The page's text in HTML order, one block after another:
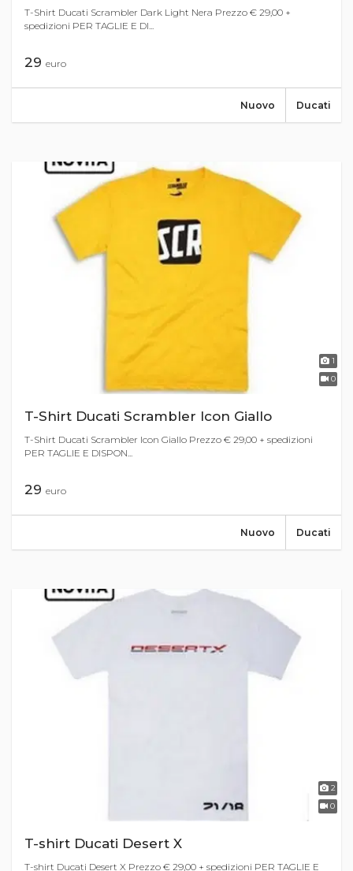
T-Shirt Ducati Scrambler Dark Light Nera Prezzo € 29,00 +
spedizioni PER TAGLIE E DI...
29 euro
Ducati
Nuovo
1
0
T-Shirt Ducati Scrambler Icon Giallo
T-Shirt Ducati Scrambler Icon Giallo Prezzo € 29,00 + spedizioni
PER TAGLIE E DISPON...
29 euro
Ducati
Nuovo
2
0
T-shirt Ducati Desert X
T-shirt Ducati Desert X Prezzo € 29,00 + spedizioni PER TAGLIE E